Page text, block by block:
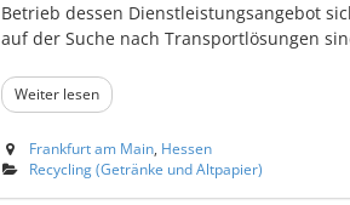
Betrieb dessen Dienstleistungsangebot
auf der Suche nach Transportlösungen
Weiter lesen
Frankfurt am Main, Hessen
Recycling (Getränke und Altpapier)